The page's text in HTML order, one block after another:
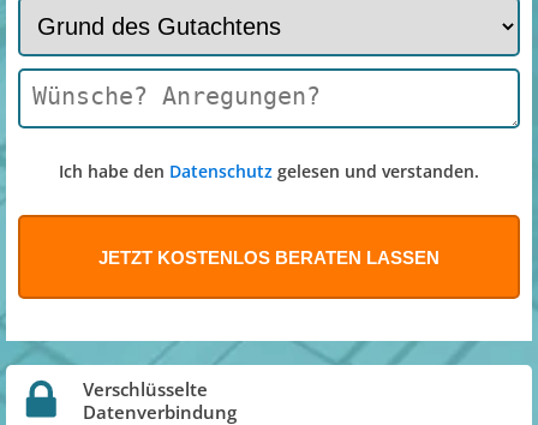
Ich habe den Datenschutz gelesen und verstanden.
Verschlüsselte
Datenverbindung